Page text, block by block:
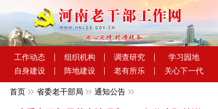
工作动态 组织机构 调查研究
学习园地
自身建设
阵地建设 老有所乐 关心下一代
首页 省委老干部局 通知公告